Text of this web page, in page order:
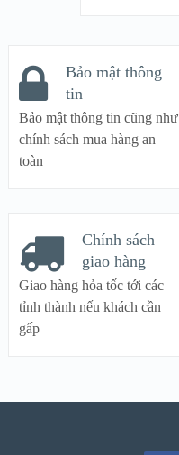
Bảo mật thông
tin
Bảo mật thông tin cũng như
chính sách mua hàng an
toàn
Chính sách
giao hàng
Giao hàng hỏa tốc tới các
tỉnh thành nếu khách cần
gấp